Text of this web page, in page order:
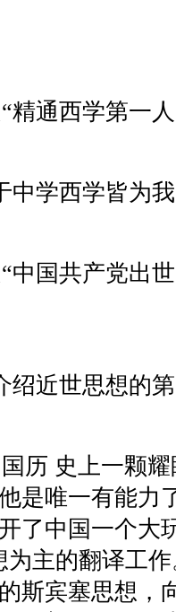
精通西学第一
中学西学皆为
中国共产党出
绍近世思想的
历 史上一颗
是唯一有能力
了中国一个大
为主的翻译工
斯宾塞思想，